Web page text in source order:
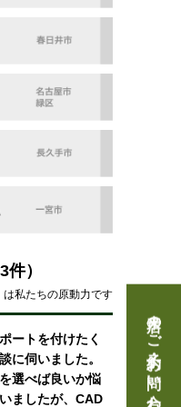
件）
私たちの原動力です
ートを付けたく
に伺いました。
選べば良いか悩
ましたが、CAD
来店のご予約・お問い合わせ